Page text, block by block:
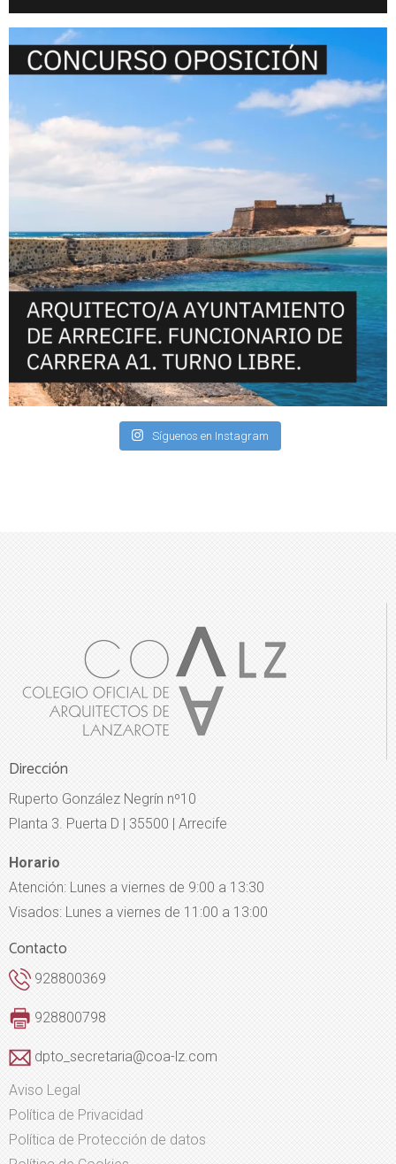
Síguenos en Instagram
Dirección
Ruperto González Negrín nº10
Planta 3. Puerta D | 35500 | Arrecife
Horario
Atención: Lunes a viernes de 9:00 a 13:30
Visados: Lunes a viernes de 11:00 a 13:00
Contacto
928800369
928800798
dpto_secretaria@coa-lz.com
Aviso Legal
Política de Privacidad
Política de Protección de datos